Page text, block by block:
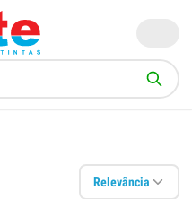
Relevância